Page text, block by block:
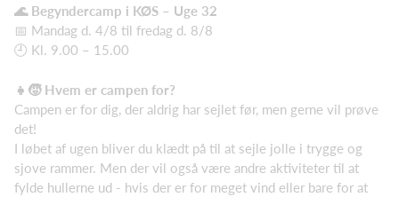
🌊 Begyndercamp i KØS – Uge 32
📅 Mandag d. 4/8 til fredag d. 8/8
🕘 Kl. 9.00 – 15.00
👧🧒 Hvem er campen for?
Campen er for dig, der aldrig har sejlet før, men gerne vil prøve
det!
I løbet af ugen bliver du klædt på til at sejle jolle i trygge og
sjove rammer. Men der vil også være andre aktiviteter til at
fylde hullerne ud - hvis der er for meget vind eller bare for at